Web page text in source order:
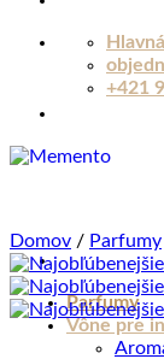
Skip
+421
Parfumy
Vône pre
Domov / Parfumy